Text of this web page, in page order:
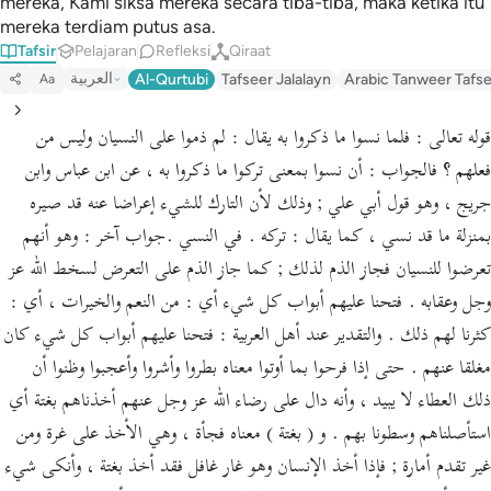
mereka terdiam putus asa.
Tafsir Pelajaran Refleksi Qiraat
Aa العربية Al-Qurtubi Tafseer Jalalayn Arabic Tanweer
قوله تعالى : فلما نسوا ما ذكروا به يقال : لم ذموا على النسيان وليس من
فعلهم ؟ فالجواب : أن نسوا بمعنى تركوا ما ذكروا به ، عن ابن عباس وابن
جريج ، وهو قول أبي علي ; وذلك لأن التارك للشيء إعراضا عنه قد صيره
بمنزلة ما قد نسي ، كما يقال : تركه . في النسي .جواب آخر : وهو أنهم
تعرضوا للنسيان فجاز الذم لذلك ; كما جاز الذم على التعرض لسخط الله عز
وجل وعقابه . فتحنا عليهم أبواب كل شيء أي : من النعم والخيرات ، أي :
كثرنا لهم ذلك . والتقدير عند أهل العربية : فتحنا عليهم أبواب كل شيء كان
مغلقا عنهم . حتى إذا فرحوا بما أوتوا معناه بطروا وأشروا وأعجبوا وظنوا أن
ذلك العطاء لا يبيد ، وأنه دال على رضاء الله عز وجل عنهم أخذناهم بغتة أي
استأصلناهم وسطونا بهم . و ( بغتة ) معناه فجأة ، وهي الأخذ على غرة ومن
غير تقدم أمارة ; فإذا أخذ الإنسان وهو غار غافل فقد أخذ بغتة ، وأنكى شيء